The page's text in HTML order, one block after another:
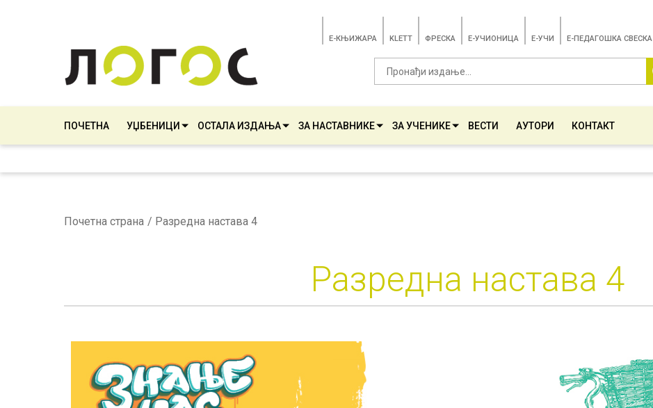
E-КЊИЖАРА KLETT ФРЕСКА E-УЧИОНИЦА E-УЧИ Е-ПЕДАГОШКА СВЕСКА
ПОЧЕТНА УЏБЕНИЦИ ОСТАЛА ИЗДАЊА ЗА НАСТАВНИКЕ ЗА УЧЕНИКЕ ВЕСТИ АУТОРИ КОНТАКТ
Почетна страна Разредна настава 4
Разредна настава 4